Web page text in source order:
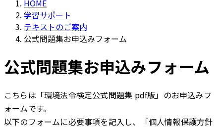
HOME
学習サポート
テキストのご案内
公式問題集お申込みフォーム
公式問題集お申込みフォーム
こちらは「環境法令検定公式問題集 pdf版」のお申込みフ
ォームです。
以下のフォームに必要事項を記入し、「個人情報保護方針